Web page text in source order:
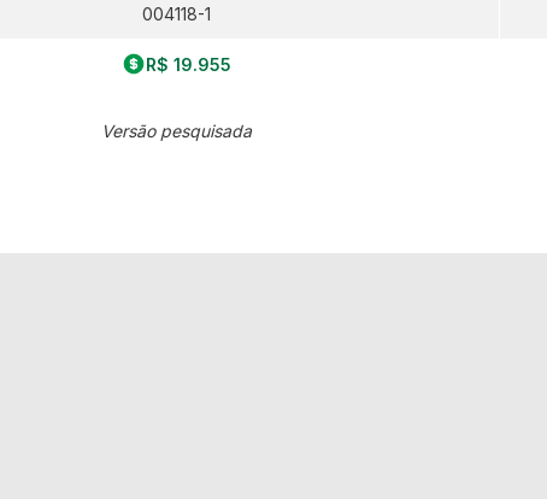
004118-1
R$ 19.955
Versão pesquisada